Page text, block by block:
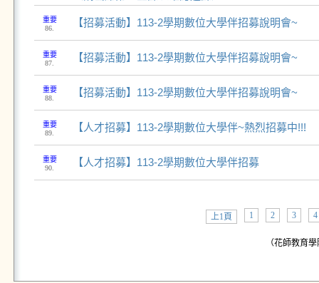
重要
86.
【招募活動】113-2學期數位大學伴招募說明會~
重要
87.
【招募活動】113-2學期數位大學伴招募說明會~
重要
88.
【招募活動】113-2學期數位大學伴招募說明會~
重要
89.
【人才招募】113-2學期數位大學伴~熱烈招募中!!!
重要
90.
【人才招募】113-2學期數位大學伴招募
上1頁 1 2 3 4
（花師教育